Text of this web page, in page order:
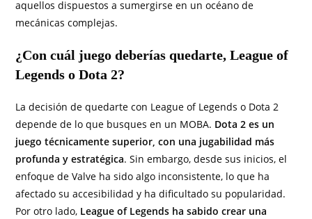
aquellos dispuestos a sumergirse en un océano de
mecánicas complejas.
¿Con cuál juego deberías quedarte, League of
Legends o Dota 2?
La decisión de quedarte con League of Legends o Dota 2
depende de lo que busques en un MOBA. Dota 2 es un
juego técnicamente superior, con una jugabilidad más
profunda y estratégica. Sin embargo, desde sus inicios, el
enfoque de Valve ha sido algo inconsistente, lo que ha
afectado su accesibilidad y ha dificultado su popularidad.
Por otro lado, League of Legends ha sabido crear una